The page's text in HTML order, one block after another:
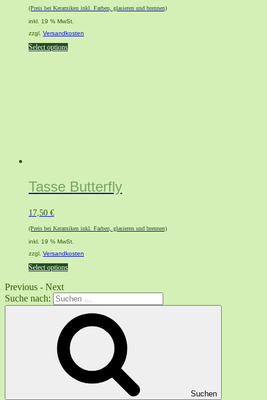
(Preis bei Keramiken inkl. Farben, glasieren und brennen)
inkl. 19 % MwSt.
zzgl. Versandkosten
Select options
Tasse Butterfly
17,50 €
(Preis bei Keramiken inkl. Farben, glasieren und brennen)
inkl. 19 % MwSt.
zzgl. Versandkosten
Select options
Previous - Next
Suche nach:
Suchen